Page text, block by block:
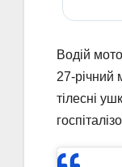
Водій
27-
тілесні